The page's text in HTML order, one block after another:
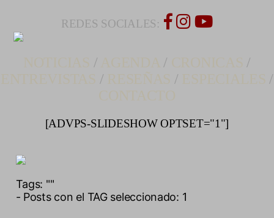
REDES SOCIALES:
/ /
/
/ /
/
[ADVPS-SLIDESHOW OPTSET="1"]
Tags: ""
- Posts con el TAG seleccionado: 1